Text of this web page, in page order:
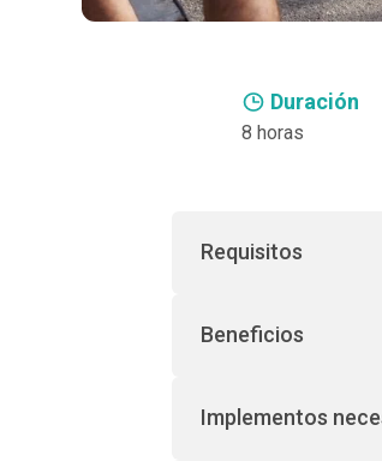
Duración
8 horas
Requisitos
Beneficios
Implementos